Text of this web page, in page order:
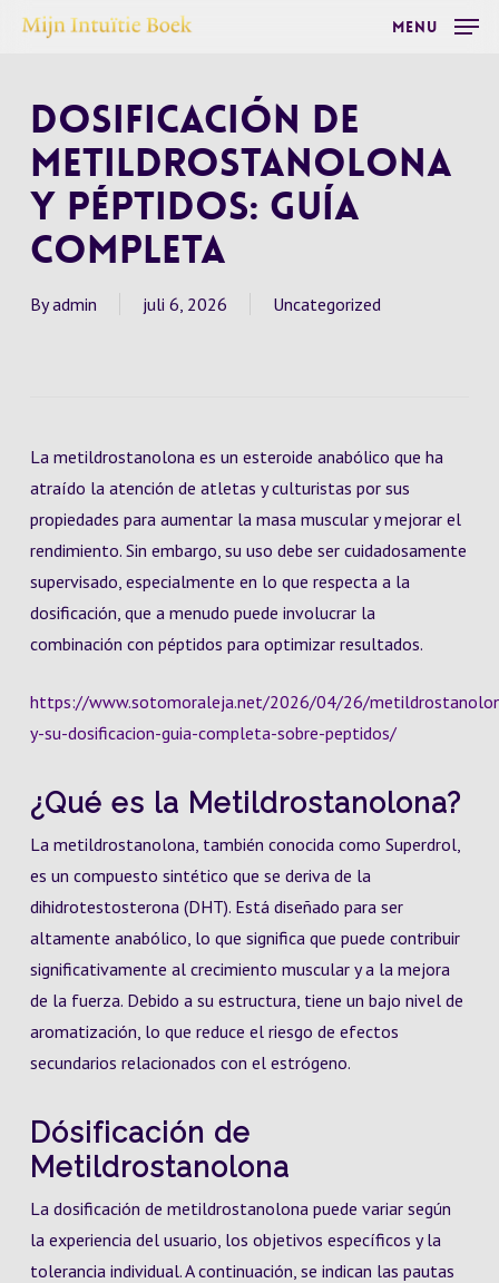
Skip
content
Menu
Dosificación de
Metildrostanolona
y Péptidos: Guía
Completa
By admin juli 6, 2026 Uncategorized
La metildrostanolona es un esteroide anabólico que ha
atraído la atención de atletas y culturistas por sus
propiedades para aumentar la masa muscular y mejorar el
rendimiento. Sin embargo, su uso debe ser cuidadosamente
supervisado, especialmente en lo que respecta a la
dosificación, que a menudo puede involucrar la
combinación con péptidos para optimizar resultados.
https://www.sotomoraleja.net/2026/04/26/
y-su-dosificacion-guia-completa-sobre-peptidos/
¿Qué es la Metildrostanolona?
La metildrostanolona, también conocida como Superdrol,
es un compuesto sintético que se deriva de la
dihidrotestosterona (DHT). Está diseñado para ser
altamente anabólico, lo que significa que puede contribuir
significativamente al crecimiento muscular y a la mejora
de la fuerza. Debido a su estructura, tiene un bajo nivel de
aromatización, lo que reduce el riesgo de efectos
secundarios relacionados con el estrógeno.
Dósificación de
Metildrostanolona
La dosificación de metildrostanolona puede variar según
la experiencia del usuario, los objetivos específicos y la
tolerancia individual. A continuación, se indican las pautas